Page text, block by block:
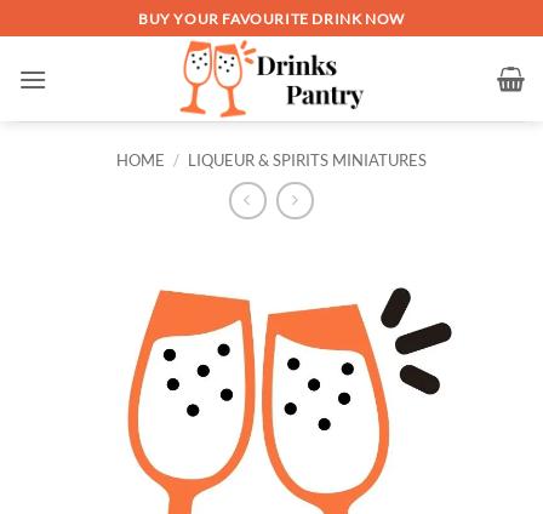
to
content
BUY YOUR FAVOURITE DRINK NOW
HOME / LIQUEUR & SPIRITS MINIATURES